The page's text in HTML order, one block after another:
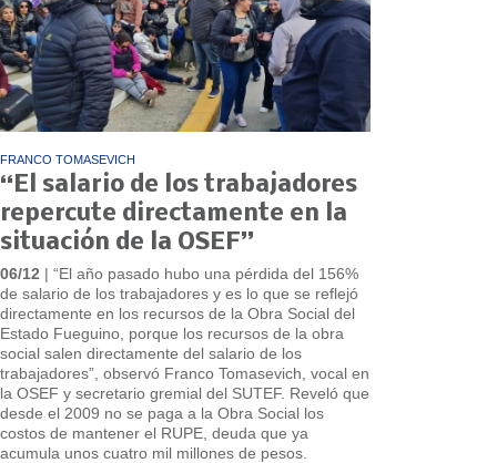
FRANCO TOMASEVICH
“El salario de los trabajadores
repercute directamente en la
situación de la OSEF”
06/12 | “El año pasado hubo una pérdida del 156%
de salario de los trabajadores y es lo que se reflejó
directamente en los recursos de la Obra Social del
Estado Fueguino, porque los recursos de la obra
social salen directamente del salario de los
trabajadores”, observó Franco Tomasevich, vocal en
la OSEF y secretario gremial del SUTEF. Reveló que
desde el 2009 no se paga a la Obra Social los
costos de mantener el RUPE, deuda que ya
acumula unos cuatro mil millones de pesos.